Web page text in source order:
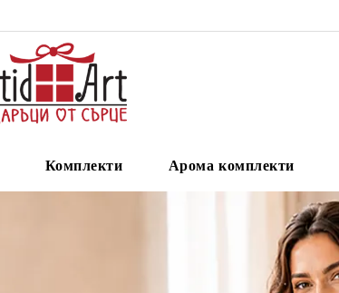
Комплекти Арома комплекти